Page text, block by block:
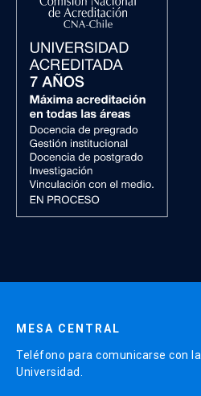
MESA CENTRAL
Teléfono para comunicarse con
Universidad.